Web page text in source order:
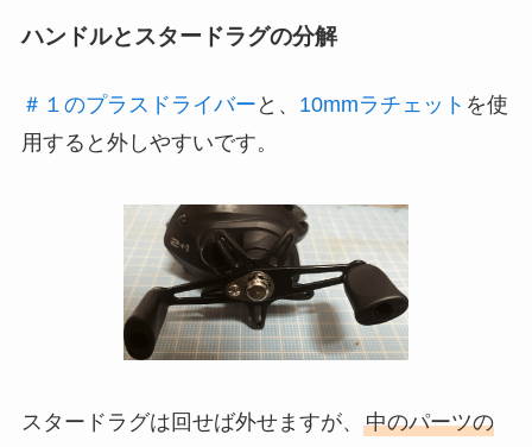
ハンドルとスタードラグの分解
＃１のプラスドライバー と、 10mmラチェット を使
用すると外しやすいです。
スタードラグは回せば外せますが、 中のパーツの